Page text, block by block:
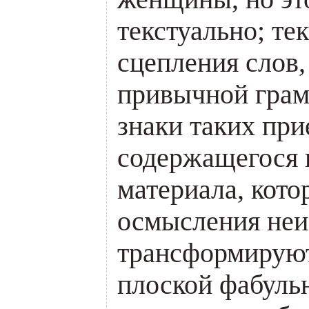
текстуально;
сцепления
привычной
знаки таких
содержащегося
материала,
осмысления
плоской